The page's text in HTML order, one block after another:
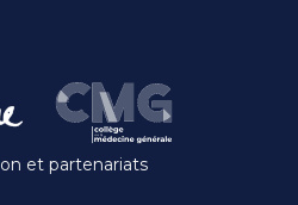
et partenariats